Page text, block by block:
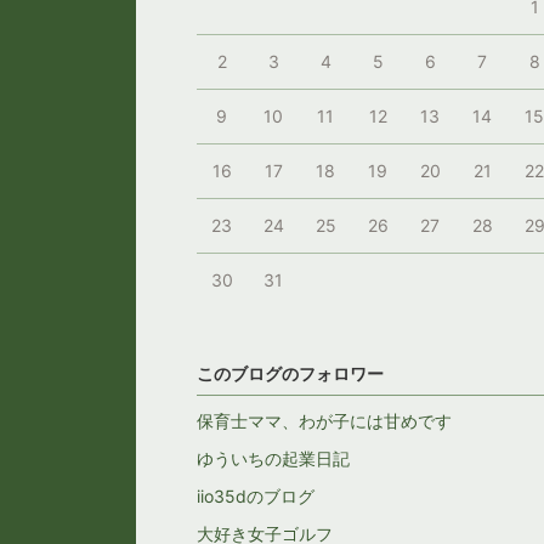
1
2 3 4 5 6 7 8
9 10 11 12 13 14 15
16 17 18 19 20 21 22
23 24 25 26 27 28 29
30 31
このブログのフォロワー
保育士ママ、わが子には甘めです
ゆういちの起業日記
iio35dのブログ
大好き女子ゴルフ